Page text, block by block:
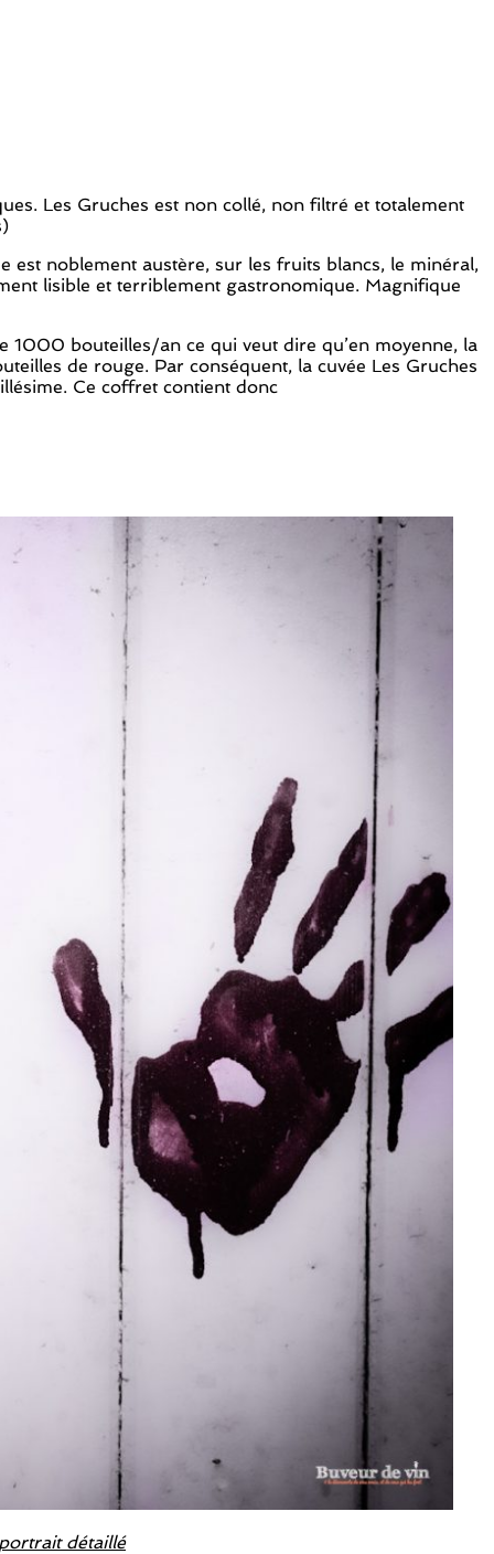
Les Gruches est non collé, non filtré et totalement
est noblement austère, sur les fruits blancs, le minéral,
lisible et terriblement gastronomique. Magnifique
1000 bouteilles/an ce qui veut dire qu’en moyenne, la
de rouge. Par conséquent, la cuvée Les Gruches
Ce coffret contient donc
détaillé